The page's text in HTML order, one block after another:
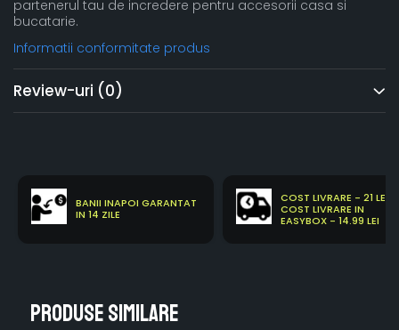
partenerul tau de incredere pentru accesorii casa si
bucatarie.
Informatii conformitate produs
Review-uri (0)
BANII INAPOI GARANTAT
IN 14 ZILE
COST LIVRARE - 21 LEI
COST LIVRARE IN
EASYBOX - 14.99 LEI
Produse similare